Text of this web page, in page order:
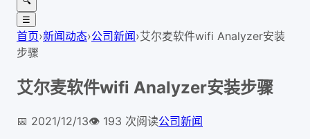
☰
首页›新闻动态›公司新闻›艾尔麦软件wifi Analyzer安装
步骤
艾尔麦软件wifi Analyzer安装步骤
📅 2021/12/13👁️ 193 次阅读公司新闻